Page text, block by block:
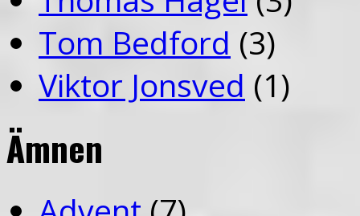
Tom Bedford (3)
Viktor Jonsved (1)
Ämnen